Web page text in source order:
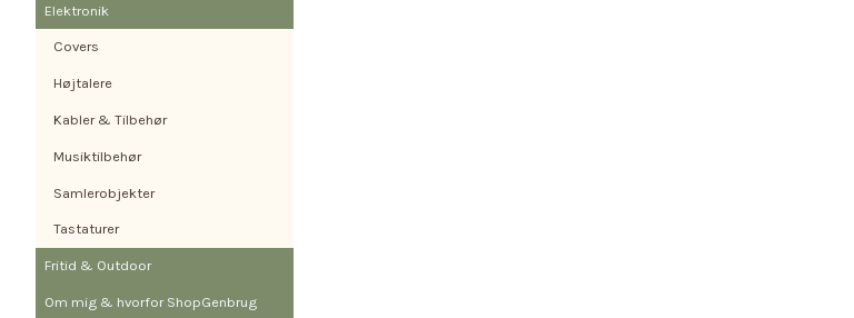
Elektronik
Covers
Højtalere
Kabler & Tilbehør
Musiktilbehør
Samlerobjekter
Tastaturer
Fritid & Outdoor
Om mig & hvorfor ShopGenbrug